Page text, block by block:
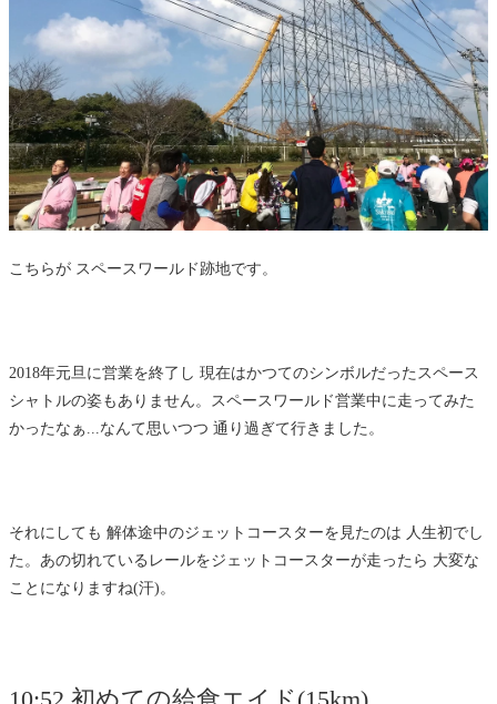
こちらが スペースワールド跡地です。
2018年元旦に営業を終了し 現在はかつてのシンボルだったスペース
シャトルの姿もありません。スペースワールド営業中に走ってみた
かったなぁ...なんて思いつつ 通り過ぎて行きました。
それにしても 解体途中のジェットコースターを見たのは 人生初でし
た。あの切れているレールをジェットコースターが走ったら 大変な
ことになりますね(汗)。